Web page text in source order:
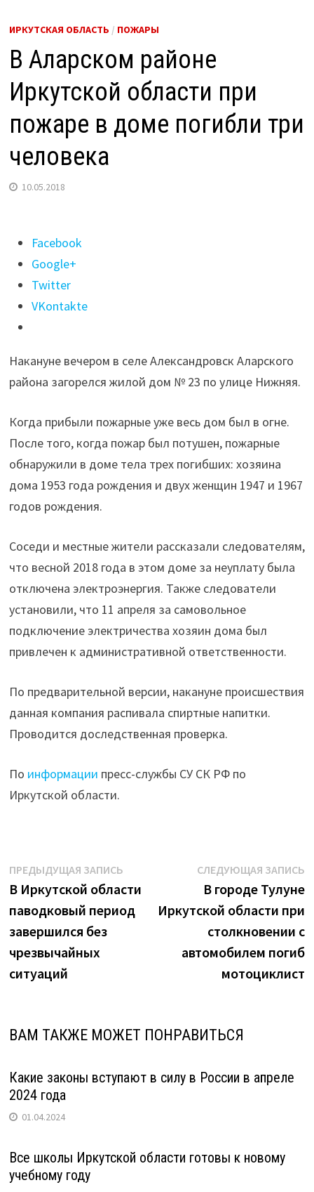
ИРКУТСКАЯ ОБЛАСТЬ / ПОЖАРЫ
В Аларском районе
Иркутской области при
пожаре в доме погибли три
человека
10.05.2018
Поделиться
"В
Аларском
районе
Иркутской
при
пожаре
доме
погибли
три
человека"
Facebook
Google+
Twitter
VKontakte
Накануне вечером в селе Александровск Аларского
района загорелся жилой дом № 23 по улице Нижняя.
Когда прибыли пожарные уже весь дом был в огне.
После того, когда пожар был потушен, пожарные
обнаружили в доме тела трех погибших: хозяина
дома 1953 года рождения и двух женщин 1947 и 1967
годов рождения.
Соседи и местные жители рассказали следователям,
что весной 2018 года в этом доме за неуплату была
отключена электроэнергия. Также следователи
установили, что 11 апреля за самовольное
подключение электричества хозяин дома был
привлечен к административной ответственности.
По предварительной версии, накануне происшествия
данная компания распивала спиртные напитки.
Проводится доследственная проверка.
По информации пресс-службы СУ СК РФ по
Иркутской области.
Навигация
по
записям
ПРЕДЫДУЩАЯ ЗАПИСЬПредыдущая
запись:
В Иркутской области
паводковый период
завершился без
чрезвычайных
ситуаций
СЛЕДУЮЩАЯ ЗАПИСЬ
В городе Тулуне
Иркутской области при
столкновении с
автомобилем погиб
мотоциклист
ВАМ ТАКЖЕ МОЖЕТ ПОНРАВИТЬСЯ
Какие законы вступают в силу в России в апреле
2024 года
01.04.2024
Все школы Иркутской области готовы к новому
учебному году